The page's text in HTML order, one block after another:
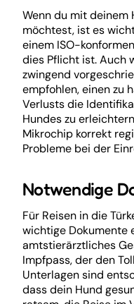
Wenn du mit deinem
möchtest, ist es
einem ISO-
dies Pflicht ist. Auch
zwingend
empfohlen, einen zu
Verlusts die
Hundes zu
Mikrochip korrekt
Probleme bei der
Notwendige
Für Reisen in die
wichtige Dokumente
amtstierärztliches
Impfpass, der den
Unterlagen sind
dass dein Hund